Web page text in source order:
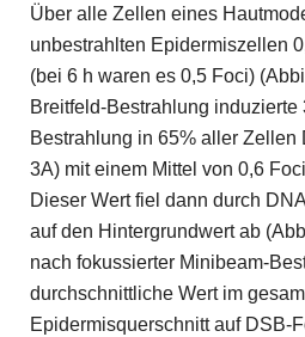
Über alle Zellen eines
unbestrahlten Epidermiszellen
(bei 6 h waren es 0,5 Foci)
Breitfeld-Bestrahlung induzierte
Bestrahlung in 65% aller
3A) mit einem Mittel von 0,6
Dieser Wert fiel dann durch
auf den Hintergrundwert ab
nach fokussierter Minibeam-
durchschnittliche Wert im
Epidermisquerschnitt auf DSB-